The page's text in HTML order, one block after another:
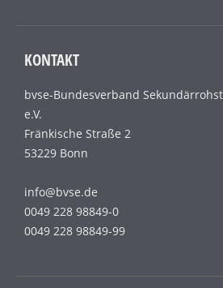
KONTAKT
bvse-Bundesverband
e.V.
Fränkische Straße 2
53229 Bonn
info@bvse.de
0049 228 98849-0
0049 228 98849-99